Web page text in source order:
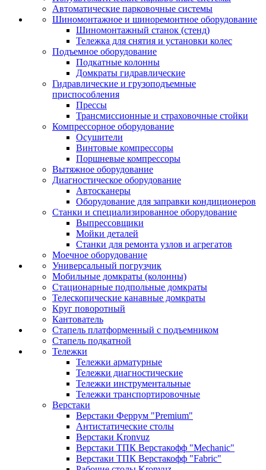
Автоматические парковочные системы
Шиномонтажное и шиноремонтное оборудование
Шиномонтажный станок (стенд)
Тележка для снятия и установки колес
Подъемное оборудование
Подкатные колонны
Домкраты гидравлические
Гидравлические и грузоподъемные
приспособления
Прессы
Трансмиссионные и страховочные стойки
Компрессорное оборудование
Осушители
Винтовые компрессоры
Поршневые компрессоры
Вытяжное оборудование
Диагностическое оборудование
Автосканеры
Оборудование для заправки кондиционеров
Станки и специализированное оборудование
Выпрессовщики
Мойки деталей
Станки для ремонта узлов и агрегатов
Моечное оборудование
Универсальный погрузчик
Мобильные домкраты (колонны)
Стационарные подпольные домкраты
Телескопические канавные домкраты
Круг поворотный
Кантователь
Стапель платформенный с подъемником
Стапель подкатной
Тележки
Тележки арматурные
Тележки диагностические
Тележки инструментальные
Тележки транспортировочные
Верстаки
Верстаки Феррум "Premium"
Антистатические столы
Верстаки Kronvuz
Верстаки ТПК Верстакофф "Mechanic"
Верстаки ТПК Верстакофф "Fabric"